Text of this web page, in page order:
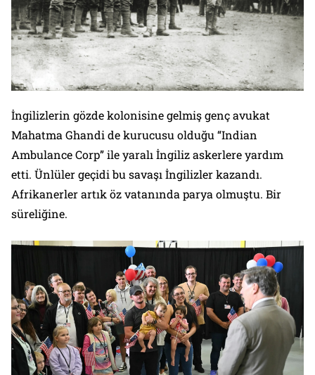
İngilizlerin gözde kolonisine gelmiş genç avukat
Mahatma Ghandi de kurucusu olduğu “Indian
Ambulance Corp” ile yaralı İngiliz askerlere yardım
etti. Ünlüler geçidi bu savaşı İngilizler kazandı.
Afrikanerler artık öz vatanında parya olmuştu. Bir
süreliğine.